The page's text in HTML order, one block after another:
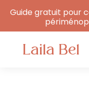
Laila Bel
Guide gratuit pour